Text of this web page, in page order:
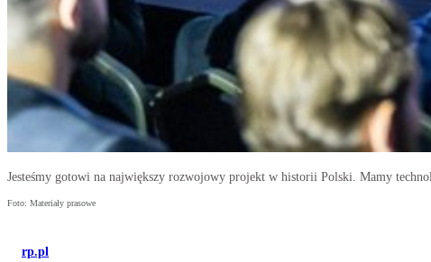
Jesteśmy gotowi na największy rozwojowy projekt w historii Polski. Mamy
Foto: Materiały prasowe
rp.pl